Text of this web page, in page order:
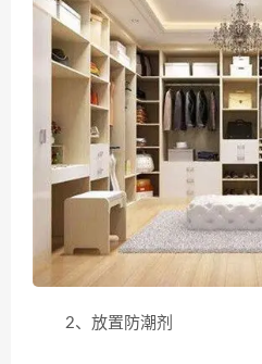
2、放置防潮剂